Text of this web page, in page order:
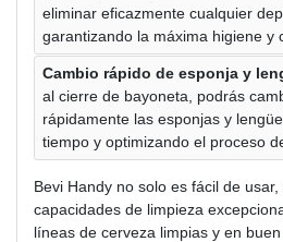
eliminar eficazmente cualquier
garantizando la máxima higiene y
Cambio rápido de esponja y
al cierre de bayoneta, podrás
rápidamente las esponjas y
tiempo y optimizando el proceso
Bevi Handy no solo es fácil de
capacidades de limpieza
líneas de cerveza limpias y en